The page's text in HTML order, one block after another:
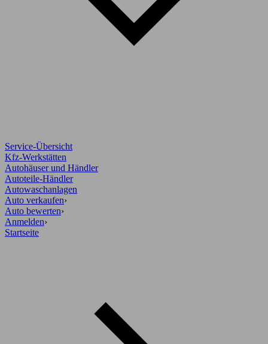
Service-Übersicht
Kfz-Werkstätten
Autohäuser und Händler
Autoteile-Händler
Autowaschanlagen
Auto verkaufen›
Auto bewerten›
Anmelden›
Startseite